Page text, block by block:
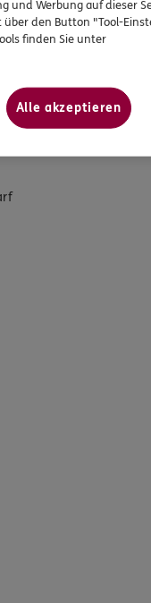
und Werbung auf dieser
den Button "Tool-
finden Sie unter
Alle akzeptieren